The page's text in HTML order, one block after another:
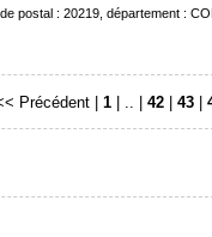
postal : 20219, département :
Précédent 1 | .. | 42 43